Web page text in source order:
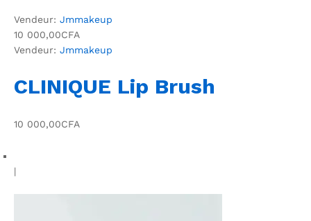
Vendeur: Jmmakeup
10 000,00CFA
Vendeur: Jmmakeup
CLINIQUE Lip Brush
10 000,00CFA
|